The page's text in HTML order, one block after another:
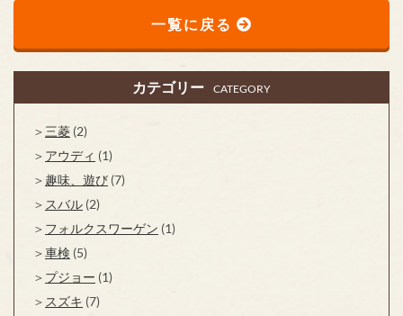
一覧に戻る
カテゴリー CATEGORY
三菱 (2)
アウディ (1)
趣味、遊び (7)
スバル (2)
フォルクスワーゲン (1)
車検 (5)
プジョー (1)
スズキ (7)